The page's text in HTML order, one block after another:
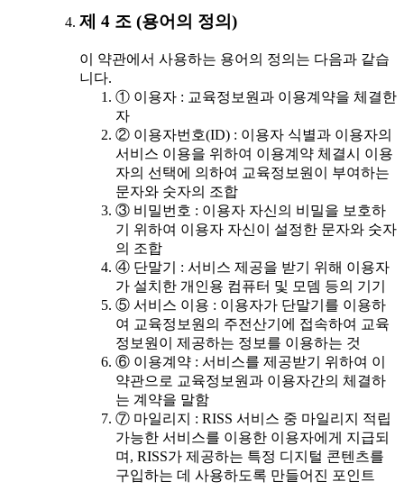
제 4 조 (용어의 정의)
이 약관에서 사용하는 용어의 정의는 다음과 같습
니다.
① 이용자 : 교육정보원과 이용계약을 체결한
자
② 이용자번호(ID) : 이용자 식별과 이용자의
서비스 이용을 위하여 이용계약 체결시 이용
자의 선택에 의하여 교육정보원이 부여하는
문자와 숫자의 조합
③ 비밀번호 : 이용자 자신의 비밀을 보호하
기 위하여 이용자 자신이 설정한 문자와 숫자
의 조합
④ 단말기 : 서비스 제공을 받기 위해 이용자
가 설치한 개인용 컴퓨터 및 모뎀 등의 기기
⑤ 서비스 이용 : 이용자가 단말기를 이용하
여 교육정보원의 주전산기에 접속하여 교육
정보원이 제공하는 정보를 이용하는 것
⑥ 이용계약 : 서비스를 제공받기 위하여 이
약관으로 교육정보원과 이용자간의 체결하
는 계약을 말함
⑦ 마일리지 : RISS 서비스 중 마일리지 적립
가능한 서비스를 이용한 이용자에게 지급되
며, RISS가 제공하는 특정 디지털 콘텐츠를
구입하는 데 사용하도록 만들어진 포인트